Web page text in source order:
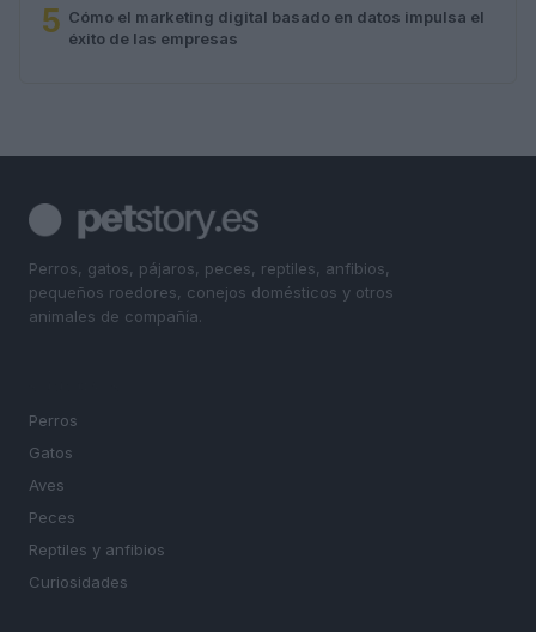
5 Cómo el marketing digital basado en datos impulsa el
éxito de las empresas
Perros, gatos, pájaros, peces, reptiles, anfibios,
pequeños roedores, conejos domésticos y otros
animales de compañía.
Perros
Gatos
Aves
Peces
Reptiles y anfibios
Curiosidades